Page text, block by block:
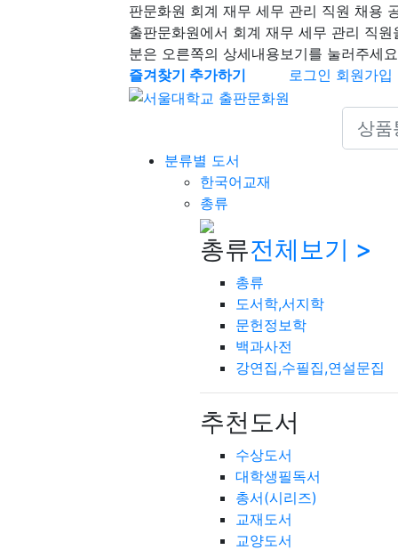
판문화원 회계 재무 세무 관리 직원 채용
출판문화원에서 회계 재무 세무 관리 직
분은 오른쪽의 상세내용보기를 눌러주세
즐겨찾기 추가하기
로그인 회원가입
Search
분류별 도서
한국어교재
총류
총류전체보기 >
총류
도서학,서지학
문헌정보학
백과사전
강연집,수필집,연설문집
추천도서
수상도서
대학생필독서
총서(시리즈)
교재도서
교양도서